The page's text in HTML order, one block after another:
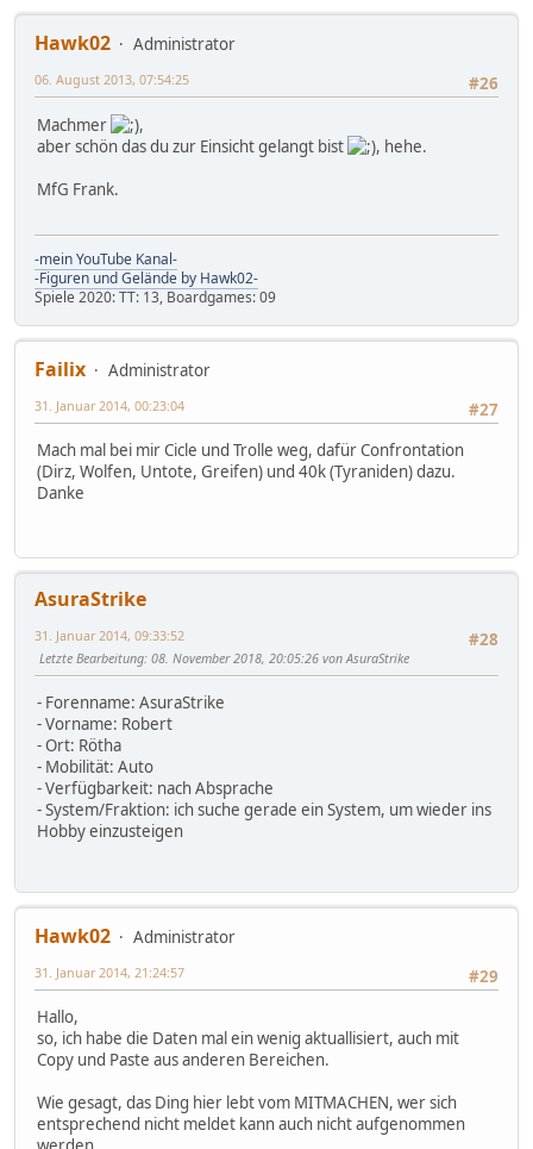
Hawk02
Administrator
#26
06. August 2013, 07:54:25
Machmer
,
aber schön das du zur Einsicht gelangt bist
, hehe.
MfG Frank.
-mein YouTube Kanal-
-Figuren und Gelände by Hawk02-
Spiele 2020: TT: 13, Boardgames: 09
Failix
Administrator
#27
31. Januar 2014, 00:23:04
Mach mal bei mir Cicle und Trolle weg, dafür Confrontation
(Dirz, Wolfen, Untote, Greifen) und 40k (Tyraniden) dazu.
Danke
AsuraStrike
#28
31. Januar 2014, 09:33:52
Letzte Bearbeitung: 08. November 2018, 20:05:26 von AsuraStrike
- Forenname: AsuraStrike
- Vorname: Robert
- Ort: Rötha
- Mobilität: Auto
- Verfügbarkeit: nach Absprache
- System/Fraktion: ich suche gerade ein System, um wieder ins
Hobby einzusteigen
Hawk02
Administrator
#29
31. Januar 2014, 21:24:57
Hallo,
so, ich habe die Daten mal ein wenig aktuallisiert, auch mit
Copy und Paste aus anderen Bereichen.
Wie gesagt, das Ding hier lebt vom MITMACHEN, wer sich
entsprechend nicht meldet kann auch nicht aufgenommen